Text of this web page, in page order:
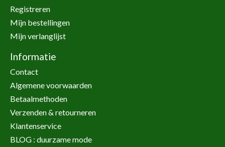
Registreren
Mijn bestellingen
Mijn verlanglijst
Informatie
Contact
Algemene voorwaarden
Betaalmethoden
Verzenden & retourneren
Klantenservice
BLOG : duurzame mode